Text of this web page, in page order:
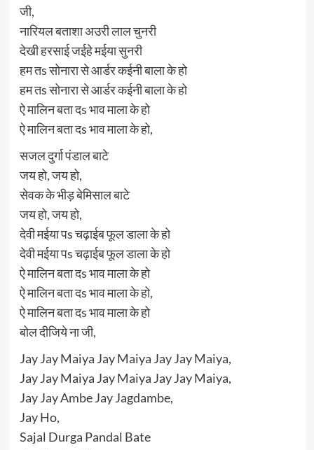
जी,
नारियल बताशा अउरी लाल चुनरी
देखी हरसाई जईहे मईया सुनरी
हम तs सोनारा से आर्डर कईनी बाला के हो
हम तs सोनारा से आर्डर कईनी बाला के हो
ऐ मालिन बता दs भाव माला के हो
ऐ मालिन बता दs भाव माला के हो,
सजल दुर्गा पंडाल बाटे
जय हो, जय हो,
सेवक के भीड़ बेमिसाल बाटे
जय हो, जय हो,
देवी मईया पs चढ़ाईब फूल डाला के हो
देवी मईया पs चढ़ाईब फूल डाला के हो
ऐ मालिन बता दs भाव माला के हो
ऐ मालिन बता दs भाव माला के हो,
ऐ मालिन बता दs भाव माला के हो
बोल दीजिये ना जी,
Jay Jay Maiya Jay Maiya Jay Jay Maiya,
Jay Jay Maiya Jay Maiya Jay Jay Maiya,
Jay Jay Ambe Jay Jagdambe,
Jay Ho,
Sajal Durga Pandal Bate